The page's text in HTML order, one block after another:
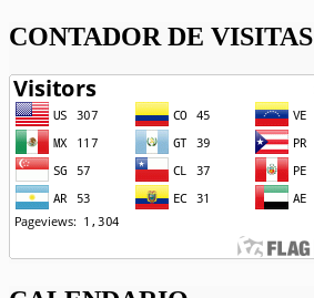
CONTADOR DE VISITAS